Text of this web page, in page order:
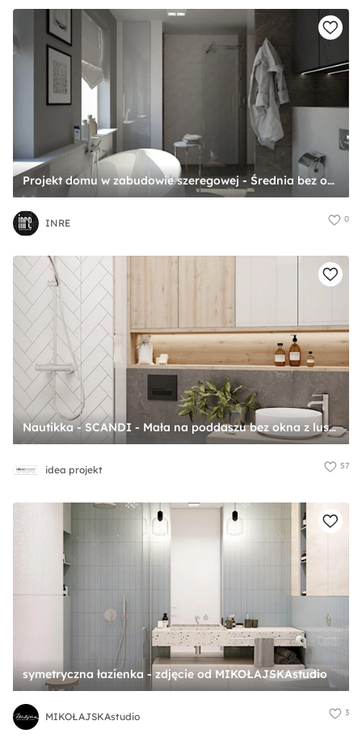
Projekt domu w zabudowie szeregowej - Średnia bez okna z punktowym oświetleniem łazienka, styl nowoczesny - zdjęcie od INRE
INRE 0
Nautikka - SCANDI - Mała na poddaszu bez okna z lustrem łazienka, styl skandynawski - zdjęcie od idea projekt
idea projekt 57
symetryczna łazienka - zdjęcie od MIKOŁAJSKAstudio
MIKOŁAJSKAstudio 3